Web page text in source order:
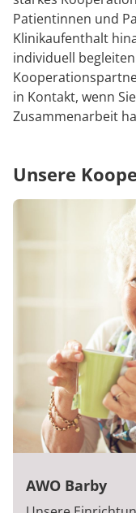
Patientinnen und
Klinikaufenthalt
individuell
in Kontakt, wenn
Zusammenarbeit
Unsere
AWO Barby